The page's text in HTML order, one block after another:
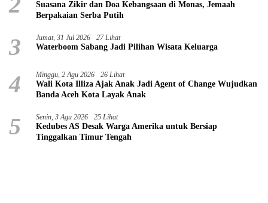
Suasana Zikir dan Doa Kebangsaan di Monas, Jemaah
Berpakaian Serba Putih
3 Jumat, 31 Jul 2026 27 Lihat
Waterboom Sabang Jadi Pilihan Wisata Keluarga
4 Minggu, 2 Agu 2026 26 Lihat
Wali Kota Illiza Ajak Anak Jadi Agent of Change Wujudkan
Banda Aceh Kota Layak Anak
5 Senin, 3 Agu 2026 25 Lihat
Kedubes AS Desak Warga Amerika untuk Bersiap
Tinggalkan Timur Tengah